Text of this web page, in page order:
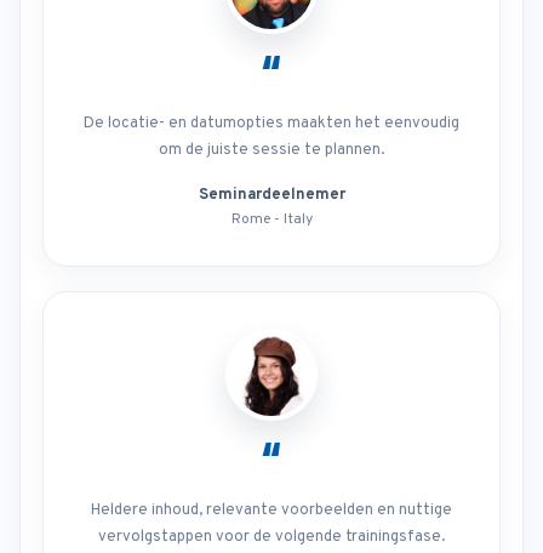
“
De locatie- en datumopties maakten het eenvoudig
om de juiste sessie te plannen.
Seminardeelnemer
Rome - Italy
“
Heldere inhoud, relevante voorbeelden en nuttige
vervolgstappen voor de volgende trainingsfase.